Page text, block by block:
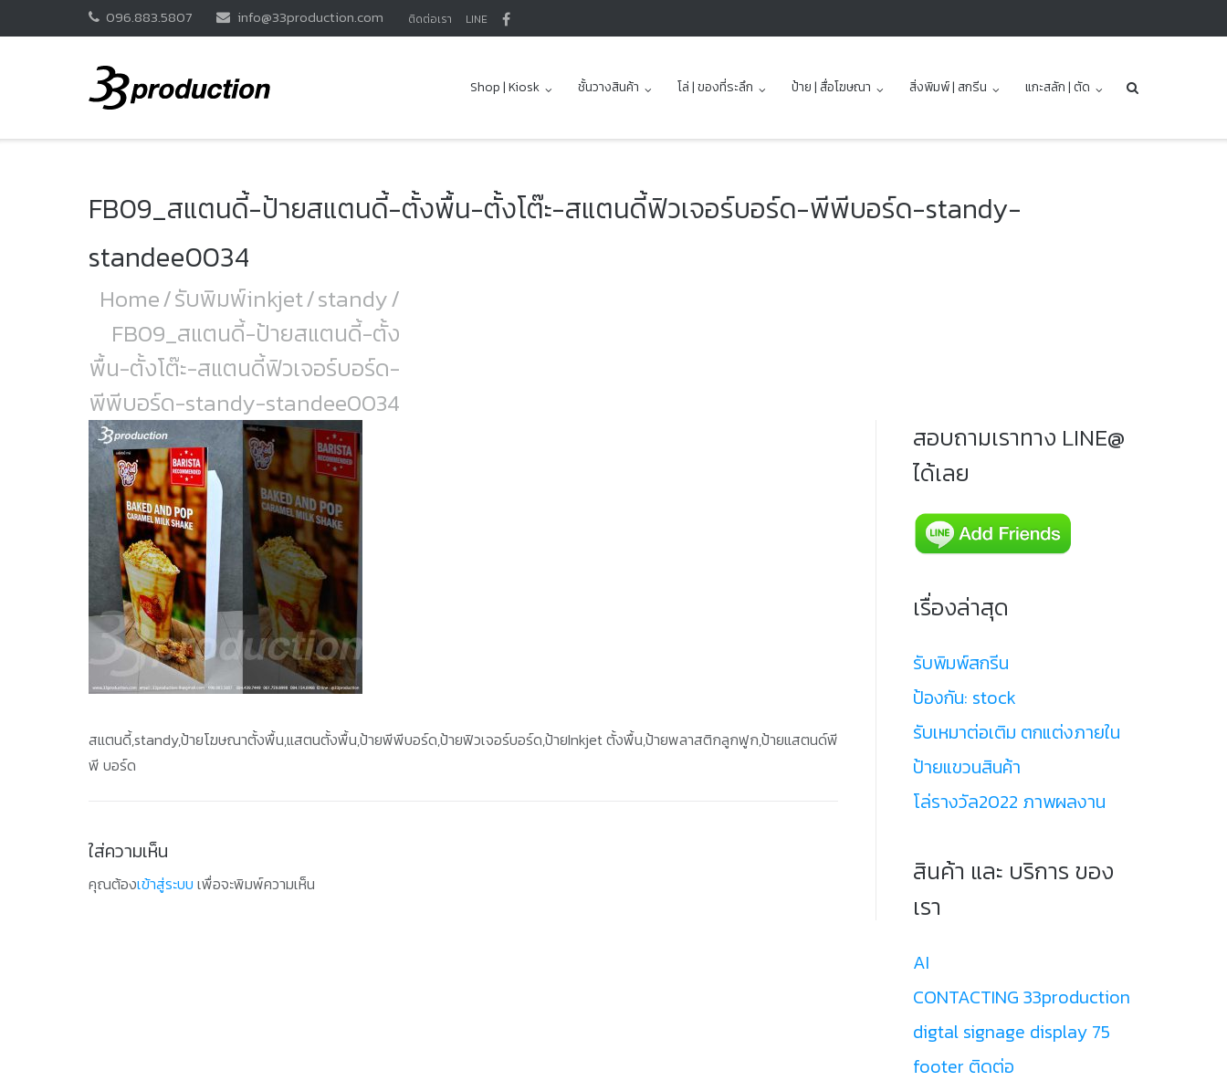
096.883.5807 info@33production.com ติดต่อเรา LINE
Shop | Kiosk ชั้นวางสินค้า โล่ | ของที่ระลึก ป้าย | สื่อโฆษณา สิ่งพิมพ์ | สกรีน แกะสลัก | ตัด
FB09_สแตนดี้-ป้ายสแตนดี้-ตั้งพื้น-ตั้งโต๊ะ-สแตนดี้ฟิวเจอร์บอร์ด-พีพีบอร์ด-standy-
standee0034
Home/รับพิมพ์inkjet/standy/
FB09_สแตนดี้-ป้ายสแตนดี้-ตั้ง
พื้น-ตั้งโต๊ะ-สแตนดี้ฟิวเจอร์บอร์ด-
พีพีบอร์ด-standy-standee0034
สแตนดี้,standy,ป้ายโฆษณาตั้งพื้น,แสตนตั้งพื้น,ป้ายพีพีบอร์ด,ป้ายฟิวเจอร์บอร์ด,ป้ายInkjet ตั้งพื้น,ป้ายพลาสติกลูกฟูก,ป้ายแสตนด์พี
พี บอร์ด
ใส่ความเห็น
คุณต้องเข้าสู่ระบบ เพื่อจะพิมพ์ความเห็น
สอบถามเราทาง LINE@
ได้เลย
เรื่องล่าสุด
รับพิมพ์สกรีน
ป้องกัน: stock
รับเหมาต่อเติม ตกแต่งภายใน
ป้ายแขวนสินค้า
โล่รางวัล2022 ภาพผลงาน
สินค้า และ บริการ ของ
เรา
AI
CONTACTING 33production
digtal signage display 75
footer ติดต่อ